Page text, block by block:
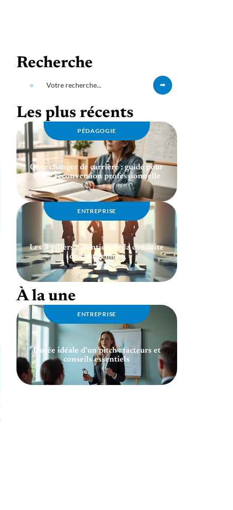
Recherche
Les plus récents
PÉDAGOGIE
Osez changer de carrière : guide pour
votre reconversion professionnelle
ENTREPRISE
Les 3 piliers essentiels de la conduite
du changement
À la une
ENTREPRISE
Durée idéale d’un pitch : facteurs et
conseils essentiels